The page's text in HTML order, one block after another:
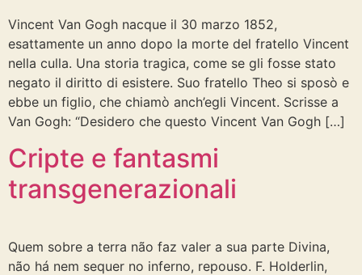
Vincent Van Gogh nacque il 30 marzo 1852,
esattamente un anno dopo la morte del fratello Vincent
nella culla. Una storia tragica, come se gli fosse stato
negato il diritto di esistere. Suo fratello Theo si sposò e
ebbe un figlio, che chiamò anch’egli Vincent. Scrisse a
Van Gogh: “Desidero che questo Vincent Van Gogh […]
Cripte e fantasmi
transgenerazionali
Quem sobre a terra não faz valer a sua parte Divina,
não há nem sequer no inferno, repouso. F. Holderlin,